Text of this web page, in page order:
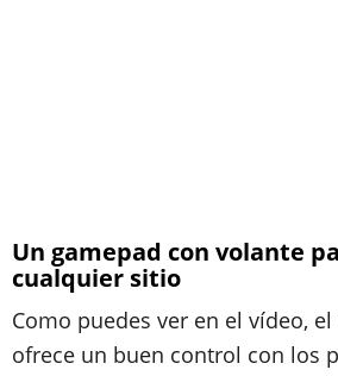
Un gamepad con volante
cualquier sitio
Como puedes ver en el vídeo,
ofrece un buen control con los